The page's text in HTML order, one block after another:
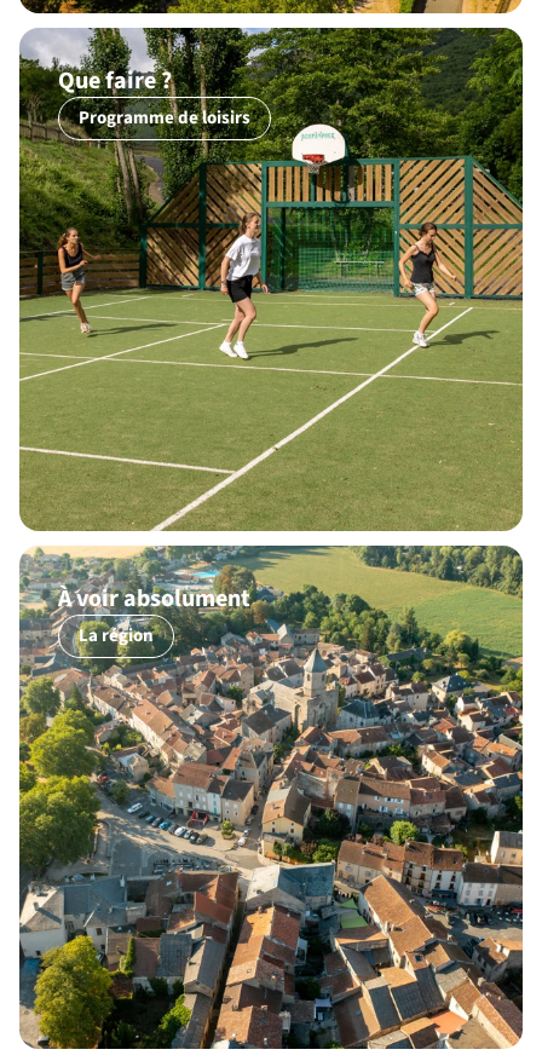
Que faire ?
Programme de loisirs
À voir absolument
La région